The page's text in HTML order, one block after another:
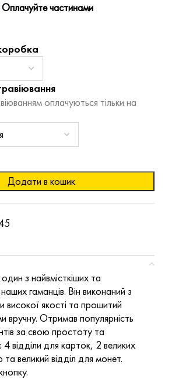
Оплачуйте частинами
оплачуються тільки на
Додати в кошик
з найвмісткіших та
гаманців. Він виконаний з
високої якості та прошитий
вручну. Отримав популярність
за свою простоту та
4 відділи для карток, 2 великих
та великий відділ для монет.